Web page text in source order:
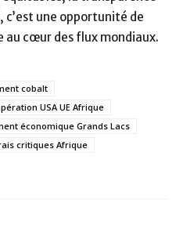
c’est une opportunité de
au cœur des flux mondiaux.
cobalt
USA UE Afrique
économique Grands Lacs
critiques Afrique